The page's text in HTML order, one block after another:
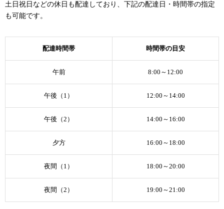
土日祝日などの休日も配達しており、下記の配達日・時間帯の指定
も可能です。
配達時間帯 時間帯の目安
午前 8:00～12:00
午後（1） 12:00～14:00
午後（2） 14:00～16:00
夕方 16:00～18:00
夜間（1） 18:00～20:00
夜間（2） 19:00～21:00